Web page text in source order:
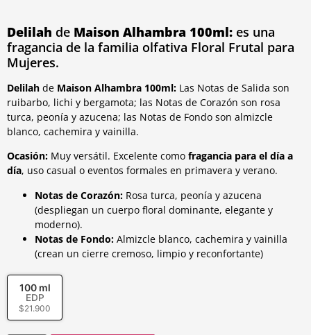
Delilah de Maison Alhambra 100ml: es una
fragancia de la familia olfativa Floral Frutal para
Mujeres.
Delilah de Maison Alhambra 100ml: Las Notas de Salida son
ruibarbo, lichi y bergamota; las Notas de Corazón son rosa
turca, peonía y azucena; las Notas de Fondo son almizcle
blanco, cachemira y vainilla.
Ocasión: Muy versátil. Excelente como fragancia para el día a
día, uso casual o eventos formales en primavera y verano.
Notas de Corazón: Rosa turca, peonía y azucena
(despliegan un cuerpo floral dominante, elegante y
moderno).
Notas de Fondo: Almizcle blanco, cachemira y vainilla
(crean un cierre cremoso, limpio y reconfortante)
100 ml
EDP
$21.900